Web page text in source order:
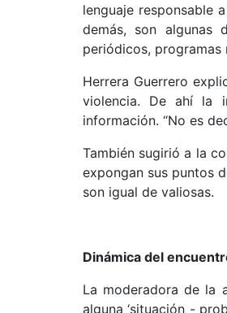
lenguaje responsable
demás, son algunas
periódicos, programas
Herrera Guerrero
violencia. De ahí la
información. “No es
También sugirió a la
expongan sus puntos
son igual de valiosas.
Dinámica del
La moderadora de la
alguna ‘situación -